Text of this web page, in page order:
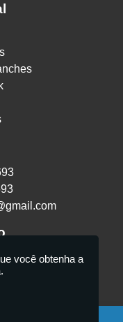
Alta - São
080
você obtenha a